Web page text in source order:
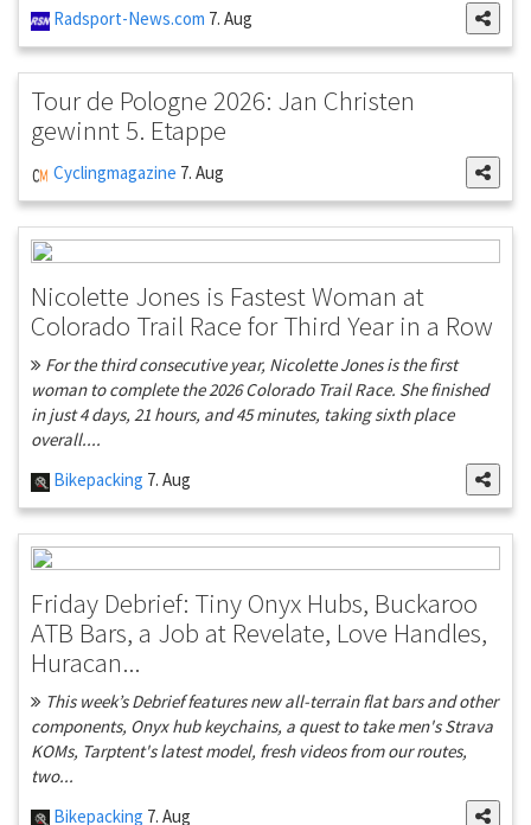
Radsport-News.com 7. Aug
Tour de Pologne 2026: Jan Christen
gewinnt 5. Etappe
Cyclingmagazine 7. Aug
Nicolette Jones is Fastest Woman at
Colorado Trail Race for Third Year in a Row
For the third consecutive year, Nicolette Jones is the first
woman to complete the 2026 Colorado Trail Race. She finished
in just 4 days, 21 hours, and 45 minutes, taking sixth place
overall....
Bikepacking 7. Aug
Friday Debrief: Tiny Onyx Hubs, Buckaroo
ATB Bars, a Job at Revelate, Love Handles,
Huracan...
This week’s Debrief features new all-terrain flat bars and other
components, Onyx hub keychains, a quest to take men's Strava
KOMs, Tarptent's latest model, fresh videos from our routes,
two...
Bikepacking 7. Aug